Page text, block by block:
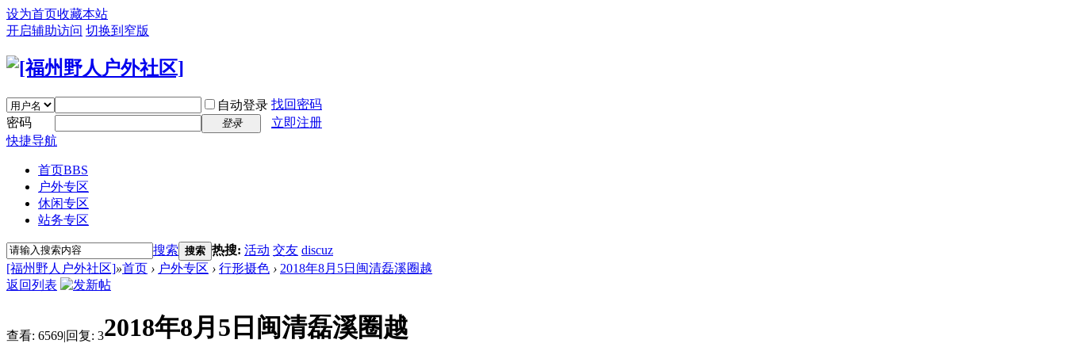
设为首页收藏本站
开启辅助访问 切换到窄版
自动登录 找回密码
密码
登录
立即注册
快捷导航
首页BBS
户外专区
休闲专区
站务专区
搜索 搜索 热搜: 活动 交友 discuz
[福州野人户外社区]»首页 › 户外专区 › 行形摄色 › 2018年8月5日闽清磊溪圈越
返回列表
查看: 6569|回复: 32018年8月5日闽清磊溪圈越